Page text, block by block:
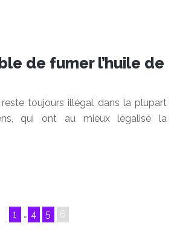
de fumer l’huile de
toujours illégal dans la plupart
qui ont au mieux légalisé la
1 … 4 5 6